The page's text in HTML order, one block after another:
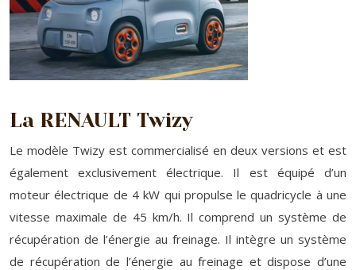
La RENAULT Twizy
Le modèle Twizy est commercialisé en deux versions et est
également exclusivement électrique. Il est équipé d’un
moteur électrique de 4 kW qui propulse le quadricycle à une
vitesse maximale de 45 km/h. Il comprend un système de
récupération de l’énergie au freinage. Il intègre un système
de récupération de l’énergie au freinage et dispose d’une